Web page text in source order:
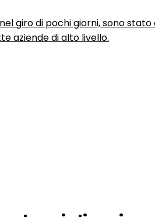
giro di pochi giorni, sono
aziende di alto livello.